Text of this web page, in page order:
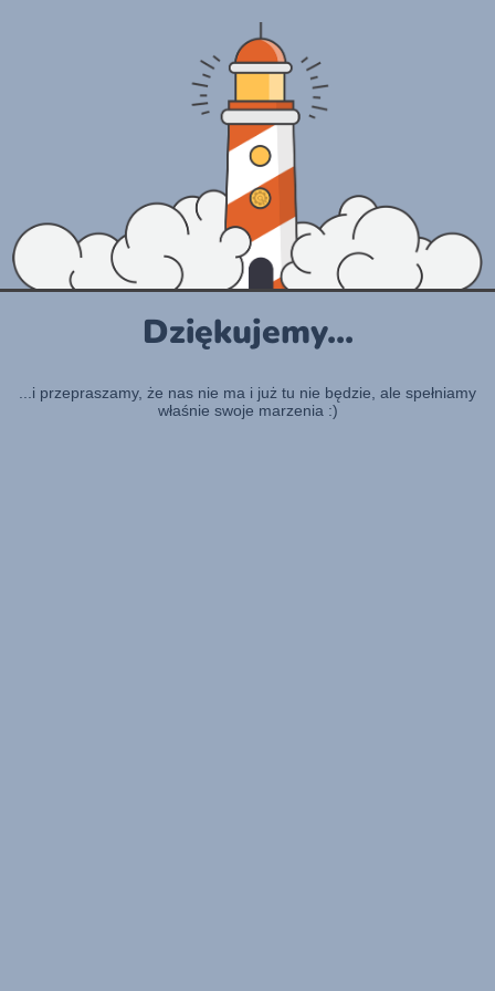
Dziękujemy...
...i przepraszamy, że nas nie ma i już tu nie będzie, ale spełniamy
właśnie swoje marzenia :)